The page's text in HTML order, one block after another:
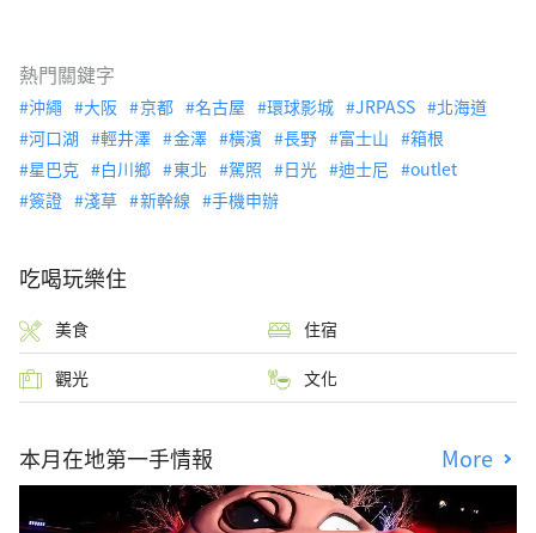
熱門關鍵字
沖繩 大阪 京都 名古屋 環球影城 JRPASS
北海道
河口湖
輕井澤 金澤 橫濱 長野 富士山
箱根
星巴克
白川鄉 東北 駕照 日光 迪士尼
outlet
簽證
淺草 新幹線 手機申辦
吃喝玩樂住
美食 住宿
觀光 文化
本月在地第一手情報 More